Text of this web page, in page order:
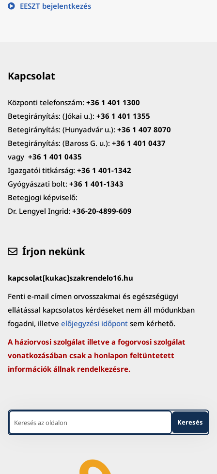
EESZT bejelentkezés
Kapcsolat
Központi telefonszám: +36 1 401 1300
Betegirányítás: (Jókai u.): +36 1 401 1355
Betegirányítás: (Hunyadvár u.): +36 1 407 8070
Betegirányítás: (Baross G. u.): +36 1 401 0437
vagy +36 1 401 0435
Igazgatói titkárság: +36 1 401-1342
Gyógyászati bolt: +36 1 401-1343
Betegjogi képviselő:
Dr. Lengyel Ingrid: +36-20-4899-609
Írjon nekünk
kapcsolat[kukac]szakrendelo16.hu
Fenti e-mail címen orvosszakmai és egészségügyi
ellátással kapcsolatos kérdéseket nem áll módunkban
fogadni, illetve előjegyzési időpontsem kérhető.
A háziorvosi szolgálat illetve a fogorvosi szolgálat
vonatkozásában csak a honlapon feltüntetett
információk állnak rendelkezésre.